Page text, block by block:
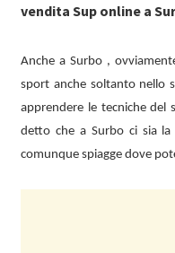
vendita Sup online a
Anche a Surbo ,
sport anche soltanto nello
apprendere le tecniche
detto che a Surbo ci sia
comunque spiagge dove